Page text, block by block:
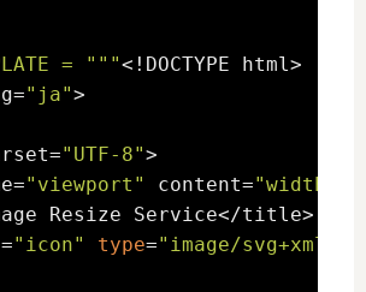
= " ""<!DOCTYPE html>
"ja">
"UTF-8">
"viewport" content=
Resize Service</title>
"icon" type="image/svg+xml"